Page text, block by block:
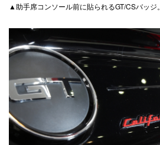
▲助手席コンソール前に貼られるGT/CSバッジ。